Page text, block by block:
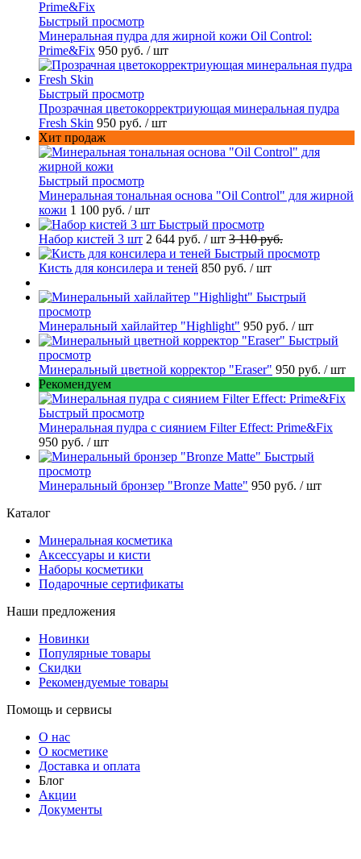
Быстрый просмотр
Минеральная пудра для жирной кожи Oil Control:
Prime&Fix 950 руб. / шт
Быстрый просмотр
Прозрачная цветокорректриующая минеральная пудра
Fresh Skin 950 руб. / шт
Хит продаж
Быстрый просмотр
Минеральная тональная основа "Oil Control" для жирной
кожи 1 100 руб. / шт
Быстрый просмотр
Набор кистей 3 шт 2 644 руб. / шт 3 110 руб.
Быстрый просмотр
Кисть для консилера и теней 850 руб. / шт
Быстрый
просмотр
Минеральный хайлайтер "Highlight" 950 руб. / шт
Быстрый
просмотр
Минеральный цветной корректор "Eraser" 950 руб. / шт
Рекомендуем
Быстрый просмотр
Минеральная пудра с сиянием Filter Effect: Prime&Fix
950 руб. / шт
Быстрый
просмотр
Минеральный бронзер "Bronze Matte" 950 руб. / шт
Каталог
Минеральная косметика
Аксессуары и кисти
Наборы косметики
Подарочные сертификаты
Наши предложения
Новинки
Популярные товары
Скидки
Рекомендуемые товары
Помощь и сервисы
О нас
О косметике
Доставка и оплата
Блог
Акции
Документы